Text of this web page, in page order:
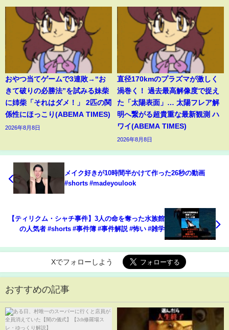
おやつ当てゲームで3連敗→“お
きて破りの必勝法”を試みる妹柴
に姉柴「それはダメ！」 2匹の関
係性にほっこり(ABEMA TIMES)
2026年8月8日
直径170kmのプラズマが激しく
渦巻く！ 過去最高解像度で捉え
た「太陽表面」… 太陽フレア解
明へ繋がる超貴重な最新観測 ハ
ワイ(ABEMA TIMES)
2026年8月8日
メイク好きが10時間半かけて作った26秒の動画
#shorts #madeyoulook
【ティリクム・シャチ事件】3人の命を奪った水族館
の人気者 #shorts #事件簿 #事件解説 #怖い #雑学
Xでフォローしよう
おすすめの記事